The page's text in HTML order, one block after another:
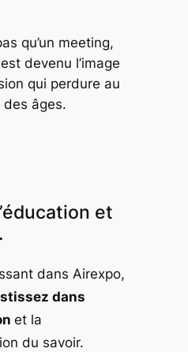
qu’un meeting,
devenu l’image
qui perdure au
âges.
et
dans Airexpo,
dans
et la
du savoir.